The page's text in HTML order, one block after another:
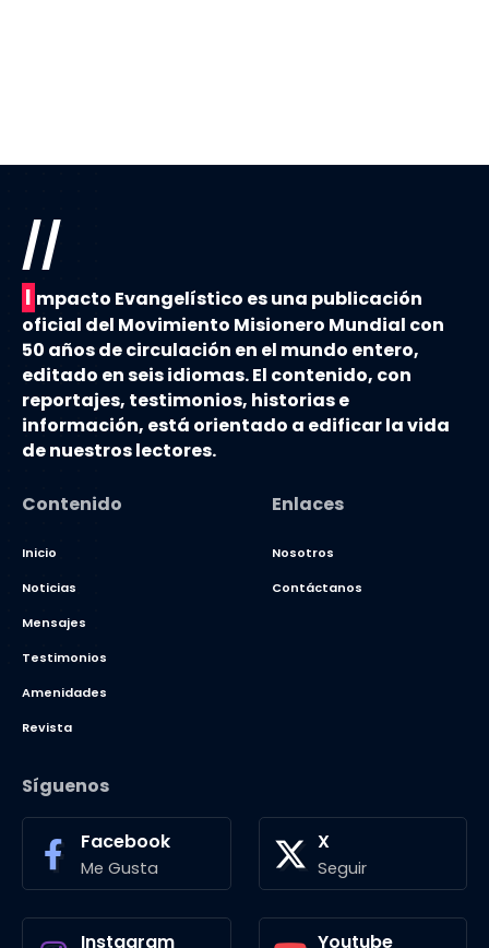
//
I mpacto Evangelístico es una publicación
oficial del Movimiento Misionero Mundial con
50 años de circulación en el mundo entero,
editado en seis idiomas. El contenido, con
reportajes, testimonios, historias e
información, está orientado a edificar la vida
de nuestros lectores.
Contenido
Inicio
Noticias
Mensajes
Testimonios
Amenidades
Revista
Enlaces
Nosotros
Contáctanos
Síguenos
Facebook
Me Gusta
X
Seguir
Instagram Youtube